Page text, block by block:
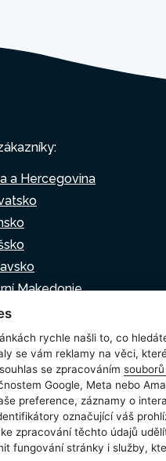
a Hercegovina
Makedonie
souborů cookie
rychle našli to, co
se vám reklamy na věci,
se zpracováním
Google, Meta nebo
preference, záznamy o
označující váš
zpracování těchto údajů
fungování stránky i služby,